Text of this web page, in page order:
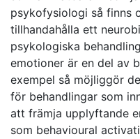
psykofysiologi så finns
tillhandahålla ett
psykologiska
emotioner är en del av
exempel så möjliggör
för behandlingar som
att främja upplyftande
som behavioural